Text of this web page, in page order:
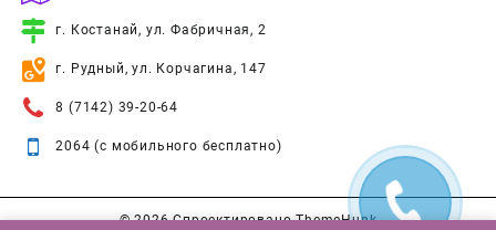
г. Костанай, ул. Фабричная, 2
г. Рудный, ул. Корчагина, 147
8 (7142) 39-20-64
2064 (с мобильного бесплатно)
© 2026Спроектировано ThemeHunk